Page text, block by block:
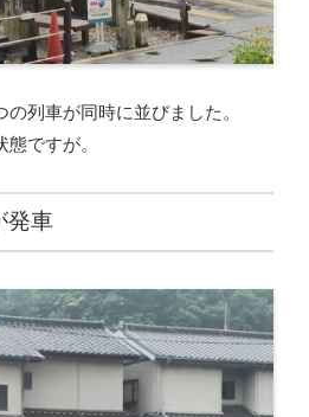
列車が同時に並びました。
ですが。
発車